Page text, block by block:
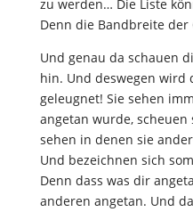
zu werden… Die Liste
Denn die Bandbreite
Und genau da schauen
hin. Und deswegen wird
geleugnet! Sie sehen
angetan wurde,
sehen in denen sie
Und bezeichnen sich
Denn dass was dir
anderen angetan. Und